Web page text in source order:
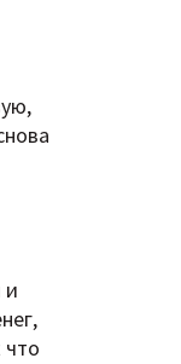
и
что